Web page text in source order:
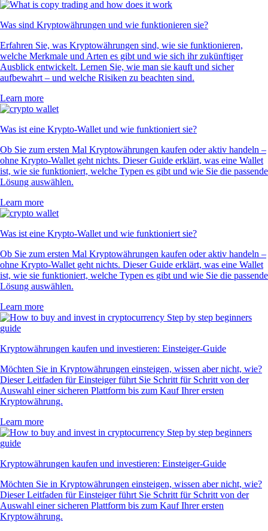
Was sind Kryptowährungen und wie funktionieren sie?
Erfahren Sie, was Kryptowährungen sind, wie sie funktionieren,
welche Merkmale und Arten es gibt und wie sich ihr zukünftiger
Ausblick entwickelt. Lernen Sie, wie man sie kauft und sicher
aufbewahrt – und welche Risiken zu beachten sind.
Learn more
Was ist eine Krypto-Wallet und wie funktioniert sie?
Ob Sie zum ersten Mal Kryptowährungen kaufen oder aktiv handeln –
ohne Krypto-Wallet geht nichts. Dieser Guide erklärt, was eine Wallet
ist, wie sie funktioniert, welche Typen es gibt und wie Sie die passende
Lösung auswählen.
Learn more
Was ist eine Krypto-Wallet und wie funktioniert sie?
Ob Sie zum ersten Mal Kryptowährungen kaufen oder aktiv handeln –
ohne Krypto-Wallet geht nichts. Dieser Guide erklärt, was eine Wallet
ist, wie sie funktioniert, welche Typen es gibt und wie Sie die passende
Lösung auswählen.
Learn more
Kryptowährungen kaufen und investieren: Einsteiger-Guide
Möchten Sie in Kryptowährungen einsteigen, wissen aber nicht, wie?
Dieser Leitfaden für Einsteiger führt Sie Schritt für Schritt von der
Auswahl einer sicheren Plattform bis zum Kauf Ihrer ersten
Kryptowährung.
Learn more
Kryptowährungen kaufen und investieren: Einsteiger-Guide
Möchten Sie in Kryptowährungen einsteigen, wissen aber nicht, wie?
Dieser Leitfaden für Einsteiger führt Sie Schritt für Schritt von der
Auswahl einer sicheren Plattform bis zum Kauf Ihrer ersten
Kryptowährung.